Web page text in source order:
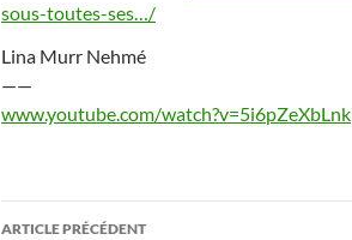
sous-toutes-ses…/
Lina Murr Nehmé
——
www.youtube.com/watch?v=5i6pZeXbLnk
Navigation
ARTICLE PRÉCÉDENT